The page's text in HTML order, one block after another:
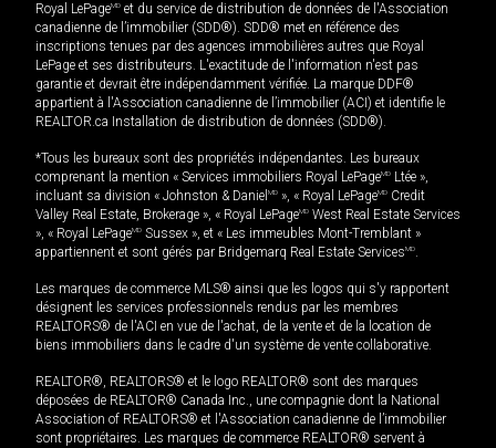
Royal LePageMD et du service de distribution de données de l'Association
canadienne de l’immobilier (SDD®). SDD® met en référence des
inscriptions tenues par des agences immobilières autres que Royal
LePage et ses distributeurs. L'exactitude de l'information n'est pas
garantie et devrait être indépendamment vérifiée. La marque DDF®
appartient à l'Association canadienne de l’immobilier (ACI) et identifie le
REALTOR.ca Installation de distribution de données (SDD®).
*Tous les bureaux sont des propriétés indépendantes. Les bureaux
comprenant la mention « Services immobiliers Royal LePageMD Ltée »,
incluant sa division « Johnston & Daniel MD », « Royal LePageMD Credit
Valley Real Estate, Brokerage », « Royal LePageMD West Real Estate Services
», « Royal LePageMD Sussex », et « Les immeubles Mont-Tremblant »
appartiennent et sont gérés par Bridgemarq Real Estate ServicesMD.
Les marques de commerce MLS® ainsi que les logos qui s'y rapportent
désignent les services professionnels rendus par les membres
REALTORS® de l'ACI en vue de l'achat, de la vente et de la location de
biens immobiliers dans le cadre d'un système de vente collaborative.
REALTOR®, REALTORS® et le logo REALTOR® sont des marques
déposées de REALTOR® Canada Inc., une compagnie dont la National
Association of REALTORS® et l'Association canadienne de l’immobilier
sont propriétaires. Les marques de commerce REALTOR® servent à